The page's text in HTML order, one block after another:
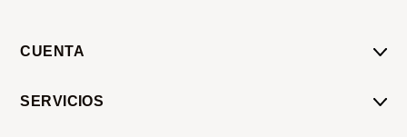
CUENTA
SERVICIOS